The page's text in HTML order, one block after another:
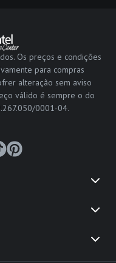
Os preços e condições
para compras
alteração sem aviso
válido é sempre o do
0001-04.